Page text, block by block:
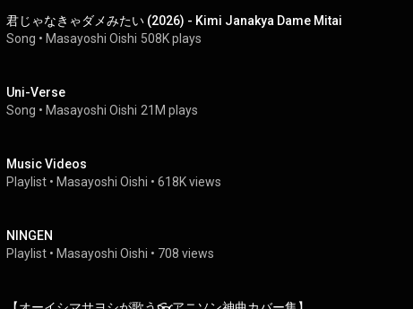
君じゃなきゃダメみたい (2026) - Kimi Janakya Dame Mitai
Song • Masayoshi Oishi 508K plays
Uni-Verse
Song • Masayoshi Oishi 21M plays
Music Videos
Playlist • Masayoshi Oishi • 618K views
NINGEN
Playlist • Masayoshi Oishi • 708 views